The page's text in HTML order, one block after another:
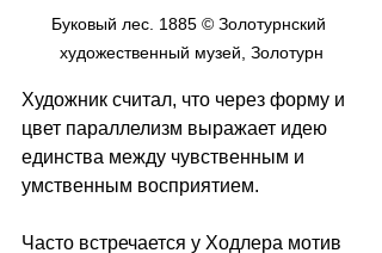
Буковый лес. 1885 © Золотурнский
художественный музей, Золотурн
Художник считал, что через форму и
цвет параллелизм выражает идею
единства между чувственным и
умственным восприятием.
Часто встречается у Ходлера мотив